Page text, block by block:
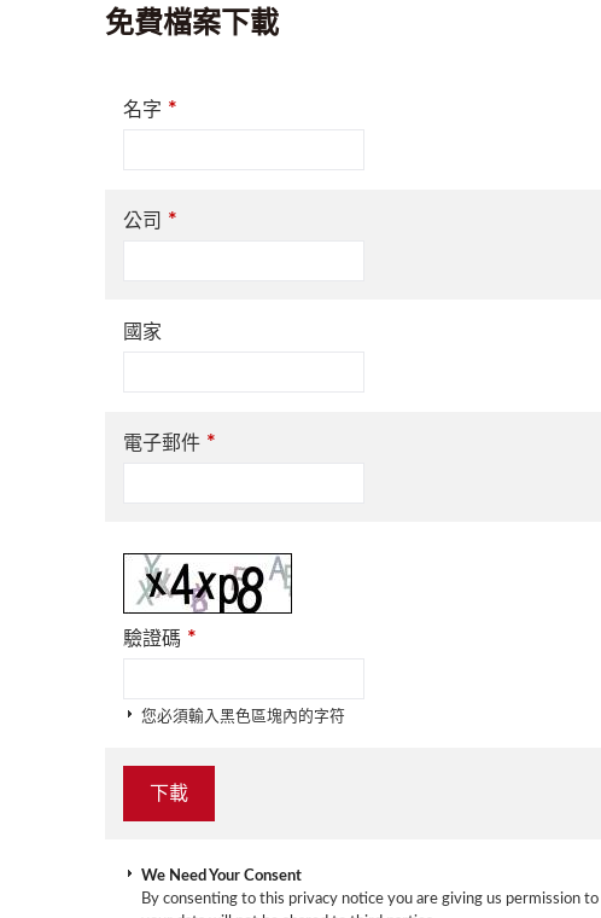
免費檔案下載
名字 *
公司 *
國家
電子郵件 *
驗證碼 *
您必須輸入黑色區塊內的字符
We Need Your Consent
By consenting to this privacy notice you are giving us permission